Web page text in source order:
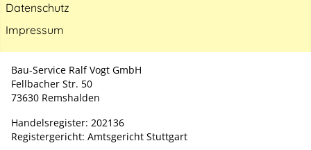
Datenschutz
Impressum
Bau-Service Ralf Vogt GmbH
Fellbacher Str. 50
73630 Remshalden
Handelsregister: 202136
Registergericht: Amtsgericht Stuttgart